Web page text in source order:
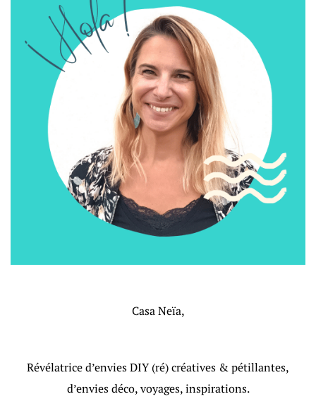
Casa Neïa,
Révélatrice d’envies DIY (ré) créatives & pétillantes,
d’envies déco, voyages, inspirations.